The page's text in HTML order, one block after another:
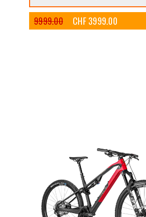
9999.00 CHF 3999.00